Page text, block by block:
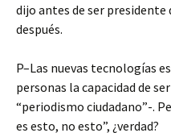
dijo antes de ser presidente
después.
P–Las nuevas tecnologías
personas la capacidad de
“periodismo ciudadano”-.
es esto, no esto”, ¿verdad?